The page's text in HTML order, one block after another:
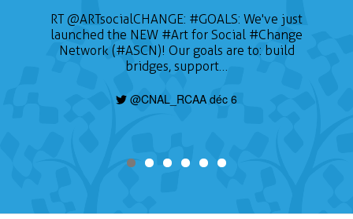
RT@ARTsocialCHANGE: #GOALS: We've just
launched the NEW #Art for Social #Change
Network (#ASCN)! Our goals are to: build
bridges, support…
@CNAL_RCAA déc 6